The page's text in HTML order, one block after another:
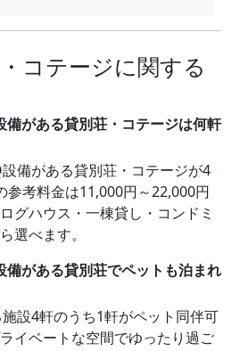
コテージに関する
備がある貸別荘・コテージは何軒
備がある貸別荘・コテージが4
参考料金は11,000円～22,000円
グハウス・一棟貸し・コンドミ
選べます。
備がある貸別荘でペットも泊まれ
設4軒のうち1軒がペット同伴可
イベートな空間でゆったり過ご